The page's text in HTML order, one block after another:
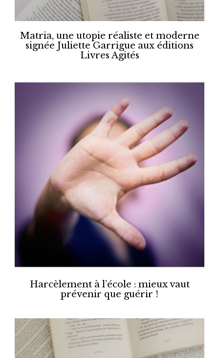
Matria, une utopie réaliste et moderne
signée Juliette Garrigue aux éditions
Livres Agités
Harcèlement à l’école : mieux vaut
prévenir que guérir !